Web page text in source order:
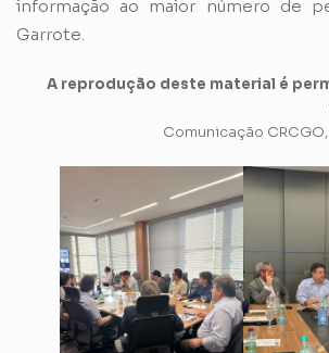
informação ao maior número de
Garrote.
A reprodução deste material é
Comunicação